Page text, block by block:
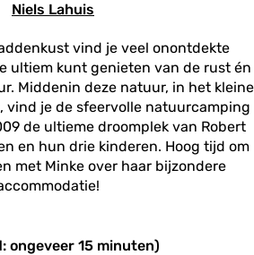
Niels Lahuis
vind je veel onontdekte
ultiem kunt genieten van de rust én
Middenin deze natuur, in het kleine
vind je de sfeervolle natuurcamping
de ultieme droomplek van Robert
en hun drie kinderen. Hoog tijd om
met Minke over haar bijzondere
ongeveer 15 minuten)